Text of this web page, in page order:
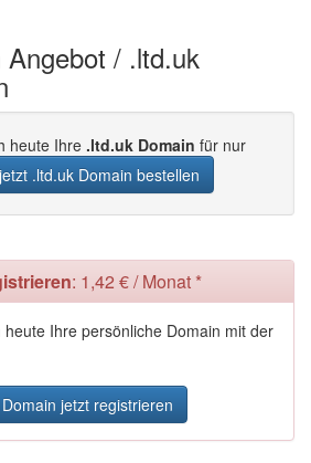
/ .ltd.uk
heute Ihre .ltd.uk Domain für nur
.ltd.uk Domain bestellen
: 1,42 € / Monat *
Ihre persönliche Domain mit der
jetzt registrieren